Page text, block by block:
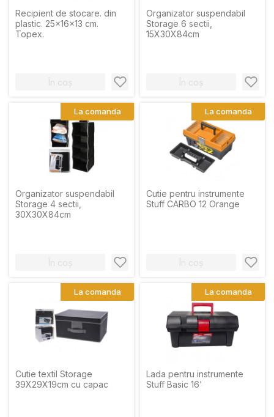
Recipient de stocare. din
plastic. 25x16x13 cm.
Topex.
În coș
Organizator suspendabil
Storage 6 sectii,
15X30X84cm
În coș
Organizator suspendabil
Storage 4 sectii,
30X30X84cm
În coș
La comanda
Cutie pentru instrumente
Stuff CARBO 12 Orange
În coș
La comanda
Cutie textil Storage
39X29X19cm cu capac
La comanda
Lada pentru instrumente
Stuff Basic 16'
La comanda